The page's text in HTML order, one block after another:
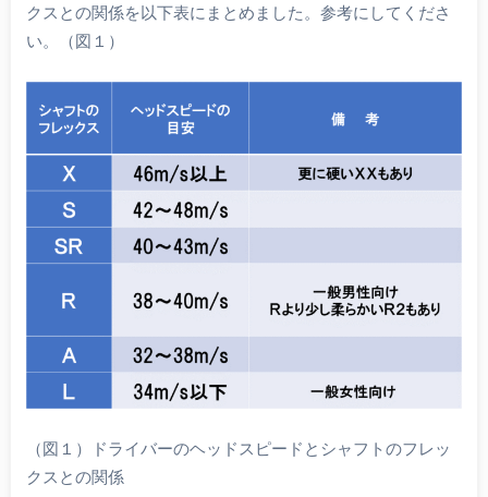
クスとの関係を以下表にまとめました。参考にしてくださ
い。（図１）
（図１）ドライバーのヘッドスピードとシャフトのフレッ
クスとの関係